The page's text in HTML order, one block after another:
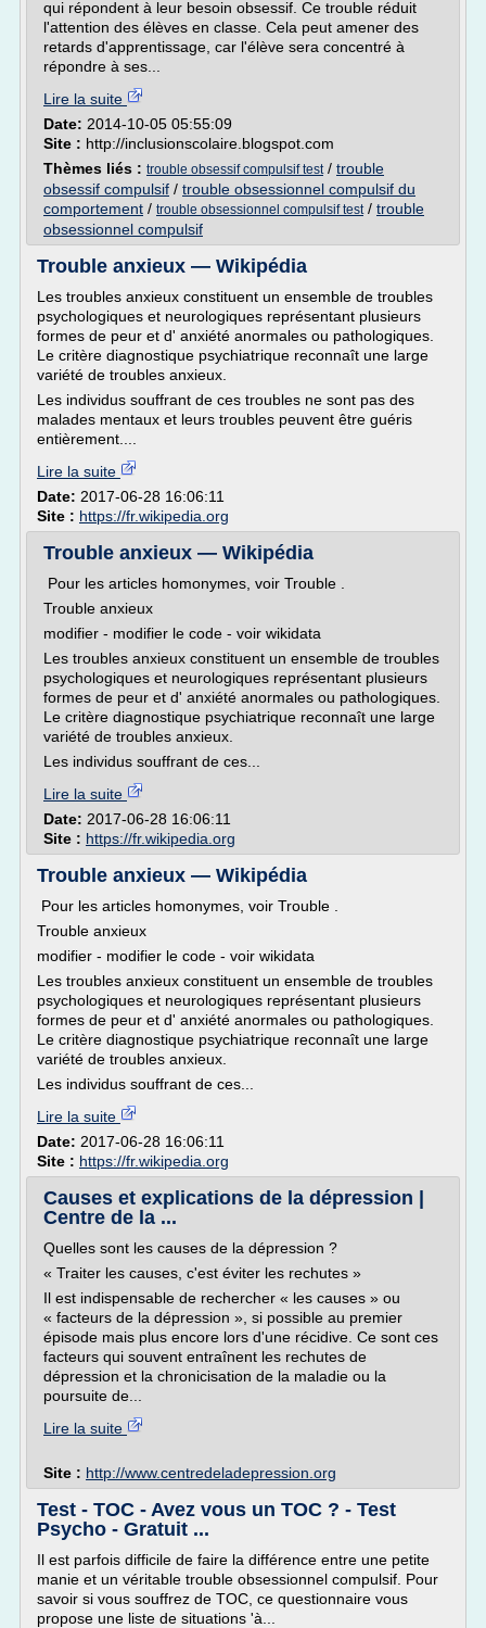
qui répondent à leur besoin obsessif. Ce trouble réduit
l'attention des élèves en classe. Cela peut amener des
retards d'apprentissage, car l'élève sera concentré à
répondre à ses...
Lire la suite
Date: 2014-10-05 05:55:09
Site : http://inclusionscolaire.blogspot.com
Thèmes liés : trouble obsessif compulsif test/ trouble
obsessif compulsif / trouble obsessionnel compulsif du
comportement / trouble obsessionnel compulsif test/ trouble
obsessionnel compulsif
Trouble anxieux — Wikipédia
Les troubles anxieux constituent un ensemble de troubles
psychologiques et neurologiques représentant plusieurs
formes de peur et d' anxiété anormales ou pathologiques.
Le critère diagnostique psychiatrique reconnaît une large
variété de troubles anxieux.
Les individus souffrant de ces troubles ne sont pas des
malades mentaux et leurs troubles peuvent être guéris
entièrement....
Lire la suite
Date: 2017-06-28 16:06:11
Site : https://fr.wikipedia.org
Trouble anxieux — Wikipédia
Pour les articles homonymes, voir Trouble .
Trouble anxieux
modifier - modifier le code - voir wikidata
Les troubles anxieux constituent un ensemble de troubles
psychologiques et neurologiques représentant plusieurs
formes de peur et d' anxiété anormales ou pathologiques.
Le critère diagnostique psychiatrique reconnaît une large
variété de troubles anxieux.
Les individus souffrant de ces...
Lire la suite
Date: 2017-06-28 16:06:11
Site : https://fr.wikipedia.org
Trouble anxieux — Wikipédia
Pour les articles homonymes, voir Trouble .
Trouble anxieux
modifier - modifier le code - voir wikidata
Les troubles anxieux constituent un ensemble de troubles
psychologiques et neurologiques représentant plusieurs
formes de peur et d' anxiété anormales ou pathologiques.
Le critère diagnostique psychiatrique reconnaît une large
variété de troubles anxieux.
Les individus souffrant de ces...
Lire la suite
Date: 2017-06-28 16:06:11
Site : https://fr.wikipedia.org
Causes et explications de la dépression |
Centre de la ...
Quelles sont les causes de la dépression ?
« Traiter les causes, c'est éviter les rechutes »
Il est indispensable de rechercher « les causes » ou
« facteurs de la dépression », si possible au premier
épisode mais plus encore lors d'une récidive. Ce sont ces
facteurs qui souvent entraînent les rechutes de
dépression et la chronicisation de la maladie ou la
poursuite de...
Lire la suite
Site : http://www.centredeladepression.org
Test - TOC - Avez vous un TOC ? - Test
Psycho - Gratuit ...
Il est parfois difficile de faire la différence entre une petite
manie et un véritable trouble obsessionnel compulsif. Pour
savoir si vous souffrez de TOC, ce questionnaire vous
propose une liste de situations 'à...